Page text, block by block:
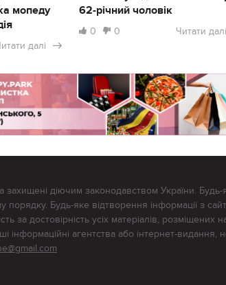
мопеду
далі
62-річний чоловік
0 0 Читати далі
захищені діючим законодавством України. Будь-
Будь-яке відтворення інформації з
за достовірність усіх матеріалів, розміщених
інформаційні агентства або інтернет-видання,